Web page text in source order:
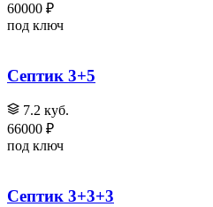
60000 ₽
под ключ
Септик 3+5
7.2 куб.
66000 ₽
под ключ
Септик 3+3+3